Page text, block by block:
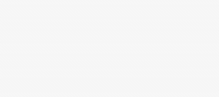
ไลฟ์สไตล์
ความงาม
แฟชั่น
สุขภาพ
กีฬา
อาหาร, เครื่องดื่ม